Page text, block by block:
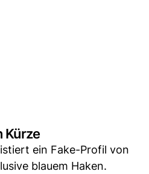
Kürze
ein Fake-Profil von
blauem Haken.